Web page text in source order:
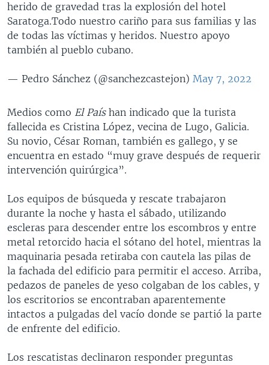
herido de gravedad tras la explosión del hotel
Saratoga.Todo nuestro cariño para sus familias y las
de todas las víctimas y heridos. Nuestro apoyo
también al pueblo cubano.
— Pedro Sánchez (@sanchezcastejon) May 7, 2022
Medios como El Paíshan indicado que la turista
fallecida es Cristina López, vecina de Lugo, Galicia.
Su novio, César Roman, también es gallego, y se
encuentra en estado “muy grave después de requerir
intervención quirúrgica”.
Los equipos de búsqueda y rescate trabajaron
durante la noche y hasta el sábado, utilizando
escleras para descender entre los escombros y entre
metal retorcido hacia el sótano del hotel, mientras la
maquinaria pesada retiraba con cautela las pilas de
la fachada del edificio para permitir el acceso. Arriba,
pedazos de paneles de yeso colgaban de los cables, y
los escritorios se encontraban aparentemente
intactos a pulgadas del vacío donde se partió la parte
de enfrente del edificio.
Los rescatistas declinaron responder preguntas